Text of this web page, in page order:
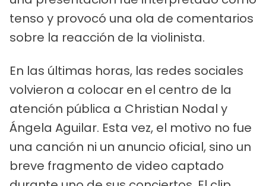
tenso y provocó una ola de comentarios
sobre la reacción de la violinista.
En las últimas horas, las redes sociales
volvieron a colocar en el centro de la
atención pública a Christian Nodal y
Ángela Aguilar. Esta vez, el motivo no fue
una canción ni un anuncio oficial, sino un
breve fragmento de video captado